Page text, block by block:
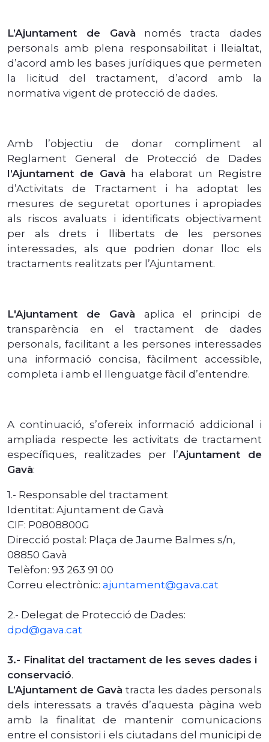
L’Ajuntament de Gavànomés tracta dades
personals amb plena responsabilitat i lleialtat,
d’acord amb les bases jurídiques que permeten
la licitud del tractament, d’acord amb la
normativa vigent de protecció de dades.
Amb l’objectiu de donar compliment al
Reglament General de Protecció de Dades
l’Ajuntament de Gavà ha elaborat un Registre
d’Activitats de Tractament i ha adoptat les
mesures de seguretat oportunes i apropiades
als riscos avaluats i identificats objectivament
per als drets i llibertats de les persones
interessades, als que podrien donar lloc els
tractaments realitzats per l’Ajuntament.
L'Ajuntament de Gavà aplica el principi de
transparència en el tractament de dades
personals, facilitant a les persones interessades
una informació concisa, fàcilment accessible,
completa i amb el llenguatge fàcil d’entendre.
A continuació, s’ofereix informació addicional i
ampliada respecte les activitats de tractament
específiques, realitzades per l’Ajuntament de
Gavà:
1.- Responsable del tractament
Identitat: Ajuntament de Gavà
CIF: P0808800G
Direcció postal: Plaça de Jaume Balmes s/n,
08850 Gavà
Telèfon: 93 263 91 00
Correu electrònic: ajuntament@gava.cat
2.- Delegat de Protecció de Dades:
dpd@gava.cat
3.- Finalitat del tractament de les seves dades i
conservació.
L’Ajuntament de Gavà tracta les dades personals
dels interessats a través d’aquesta pàgina web
amb la finalitat de mantenir comunicacions
entre el consistori i els ciutadans del municipi de